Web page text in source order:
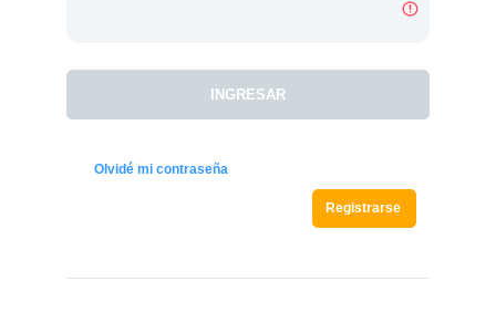
INGRESAR
Olvidé mi contraseña
Registrarse